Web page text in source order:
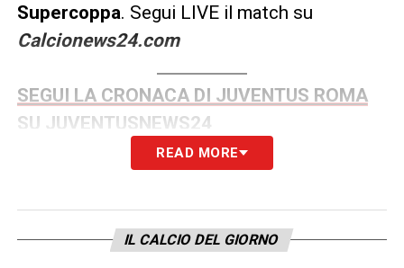
Supercoppa. Segui LIVE il match su
Calcionews24.com
SEGUI LA CRONACA DI JUVENTUS ROMA
SU JUVENTUSNEWS24
Juve (3-4-2-1): Di Gregorio; Kalulu, Bremer,
Kelly; McKennie, Locatelli, Thuram,
READ MORE
IL CALCIO DEL GIORNO